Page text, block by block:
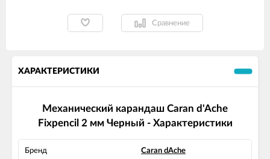
Сравнение
ХАРАКТЕРИСТИКИ
Механический карандаш Caran d'Ache
Fixpencil 2 мм Черный - Характеристики
Бренд Caran dAche